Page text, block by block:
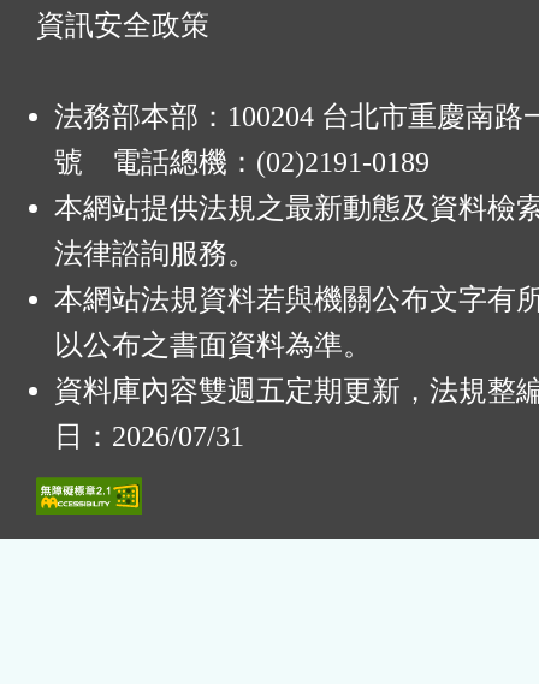
資訊安全政策
法務部本部：100204 台北市重慶南路
號 電話總機：(02)2191-0189
本網站提供法規之最新動態及資料檢
法律諮詢服務。
本網站法規資料若與機關公布文字有
以公布之書面資料為準。
資料庫內容雙週五定期更新，法規整
日：2026/07/31